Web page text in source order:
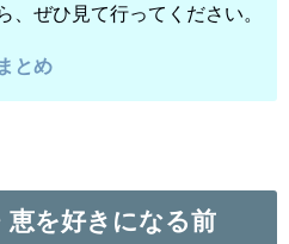
、ぜひ見て行ってください。
とめ
恵を好きになる前